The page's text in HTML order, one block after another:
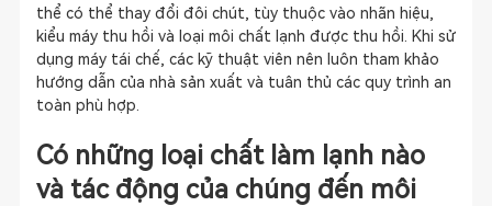
thể có thể thay đổi đôi chút, tùy thuộc vào nhãn hiệu,
kiểu máy thu hồi và loại môi chất lạnh được thu hồi. Khi sử
dụng máy tái chế, các kỹ thuật viên nên luôn tham khảo
hướng dẫn của nhà sản xuất và tuân thủ các quy trình an
toàn phù hợp.
Có những loại chất làm lạnh nào
và tác động của chúng đến môi